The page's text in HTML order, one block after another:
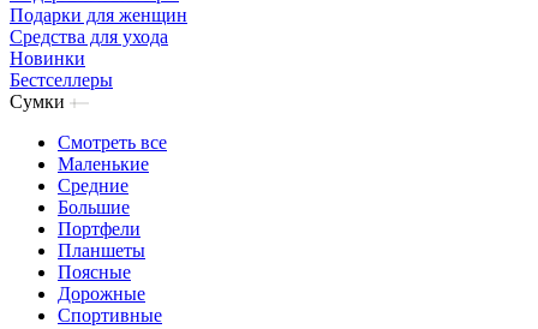
Подарки для женщин
Средства для ухода
Новинки
Бестселлеры
Сумки
Смотреть все
Маленькие
Средние
Большие
Портфели
Планшеты
Поясные
Дорожные
Спортивные